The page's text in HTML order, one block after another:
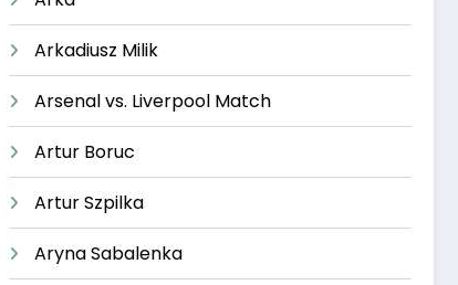
Arkadiusz Milik
Arsenal vs. Liverpool Match
Artur Boruc
Artur Szpilka
Aryna Sabalenka